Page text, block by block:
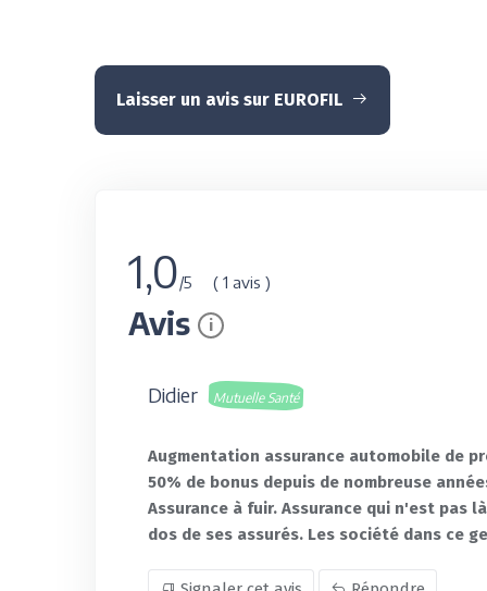
Laisser un avis sur EUROFIL
1,0/5 ( 1 avis )
Avis i
Didier Mutuelle Santé
Augmentation assurance automobile de
50% de bonus depuis de nombreuse
Assurance à fuir. Assurance qui n'est pas
dos de ses assurés. Les société dans ce